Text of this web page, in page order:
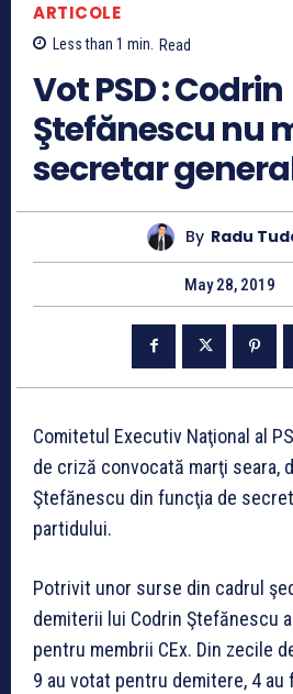
ARTICOLE
Less than 1 min. Read
Vot PSD : Codrin
Ştefănescu nu
secretar
By Radu
May 28, 2019
Comitetul Executiv Naţional al
de criză convocată marţi seara,
Ştefănescu din funcţia de
partidului.
Potrivit unor surse din cadrul
demiterii lui Codrin Ştefănescu
pentru membrii CEx. Din zecile
9 au votat pentru demitere, 4